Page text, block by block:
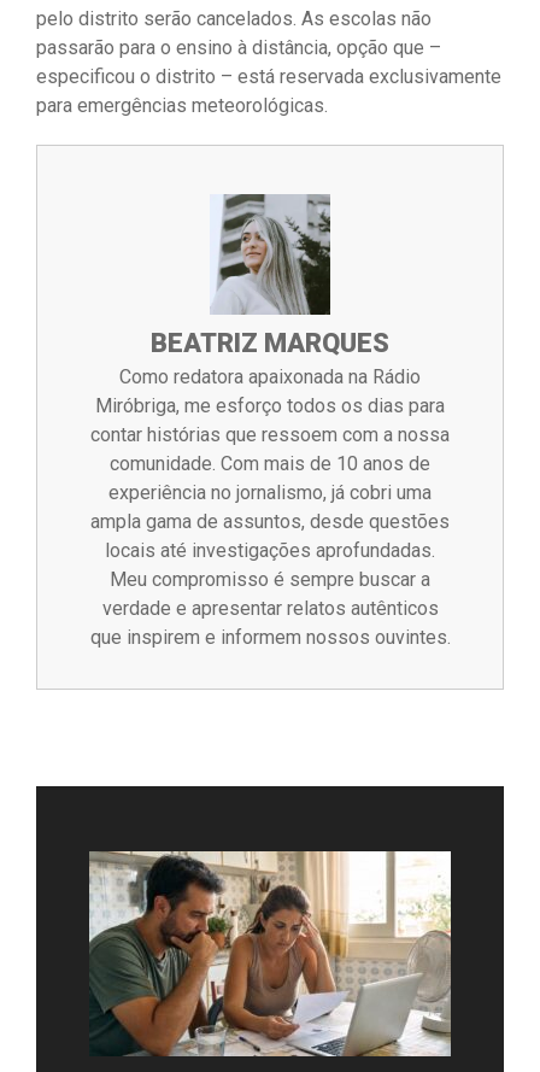
pelo distrito serão cancelados. As escolas não
passarão para o ensino à distância, opção que –
especificou o distrito – está reservada exclusivamente
para emergências meteorológicas.
BEATRIZ MARQUES
Como redatora apaixonada na Rádio
Miróbriga, me esforço todos os dias para
contar histórias que ressoem com a nossa
comunidade. Com mais de 10 anos de
experiência no jornalismo, já cobri uma
ampla gama de assuntos, desde questões
locais até investigações aprofundadas.
Meu compromisso é sempre buscar a
verdade e apresentar relatos autênticos
que inspirem e informem nossos ouvintes.